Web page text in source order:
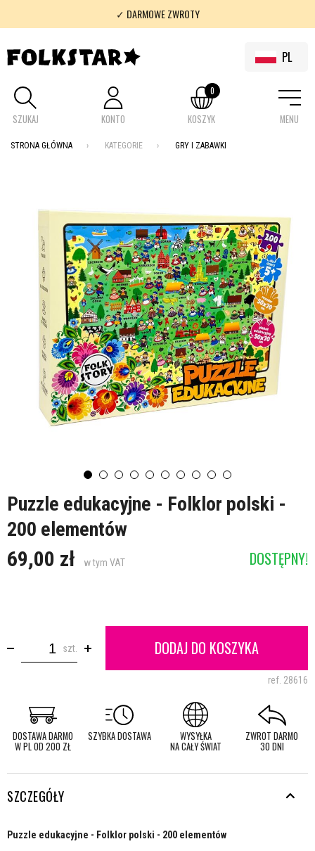
✓ DARMOWE ZWROTY
✓ 100% FOLKLOR
PL
SZUKAJ KONTO KOSZYK
0
MENU
STRONA GŁÓWNA KATEGORIE GRY I ZABAWKI
Puzzle edukacyjne - Folklor polski -
200 elementów
69,00 zł w tym VAT DOSTĘPNY!
szt. DODAJ DO KOSZYKA
ref. 28616
DOSTAWA DARMO
W PL OD 200 ZŁ
SZYBKA DOSTAWA WYSYŁKA
NA CAŁY ŚWIAT
ZWROT DARMO
30 DNI
SZCZEGÓŁY
Puzzle edukacyjne - Folklor polski - 200 elementów